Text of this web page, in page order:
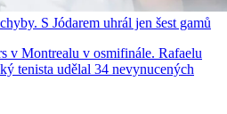
S Jódarem uhrál jen šest gamů
v Montrealu v osmifinále. Rafaelu
tenista udělal 34 nevynucených